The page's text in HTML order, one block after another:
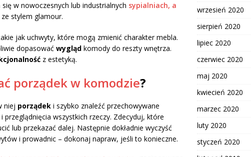
w nowoczesnych lub industrialnych sypialniach, a
ze stylem glamour.
jak uchwyty, które mogą zmienić charakter mebla.
dopasować wygląd komody do reszty wnętrza.
z estetyką.
porządek w komodzie?
niej porządek i szybko znaleźć przechowywane
wszystkich rzeczy. Zdecyduj, które
lub przekazać dalej. Następnie dokładnie wyczyść
i prowadnic – dokonaj napraw, jeśli to konieczne.
wrzesień 2020
sierpień 2020
lipiec 2020
czerwiec 2020
maj 2020
kwiecień 2020
marzec 2020
luty 2020
styczeń 2020